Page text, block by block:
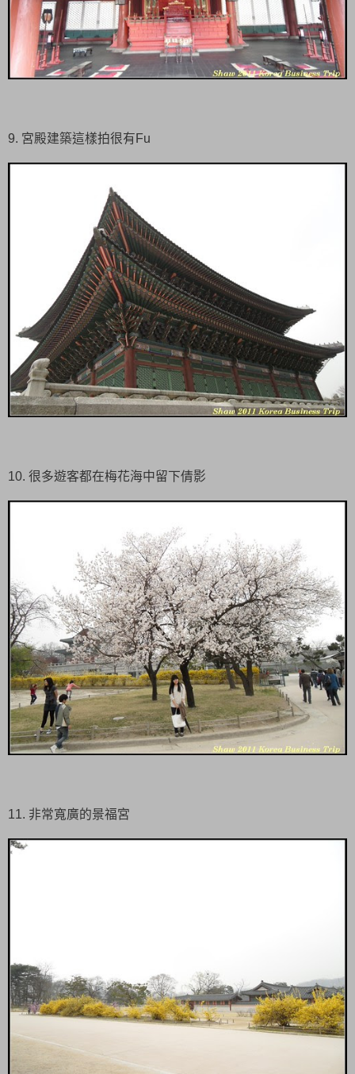
9. 宮殿建築這樣拍很有Fu
10. 很多遊客都在梅花海中留下倩影
11. 非常寬廣的景福宮